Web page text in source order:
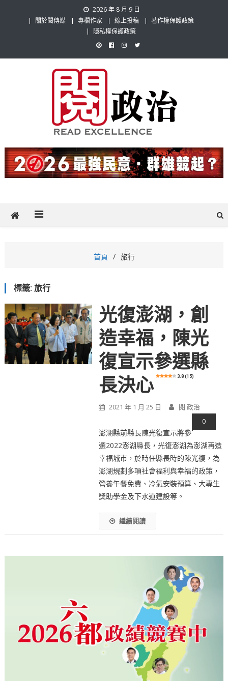
2026 年 8 月 9 日
關於閱傳媒
專欄作家 線上投稿
著作權保護政策
隱私權保護政策
閱政治 Read Gov News
題，也要專業評論，閱政治與多元的政治評論家與專欄作家邀稿合作，
讓讀者有最多元和專業的選擇。
首頁 旅行
標籤: 旅行
光復澎湖，創
造幸福，陳光
復宣示參選縣
長決心
3.8 (15)
2021 年 1 月 25 日 閱 政治
0
澎湖縣前縣長陳光復宣示將參
選2022澎湖縣長，光復澎湖為澎湖再造
幸福城市，於時任縣長時的陳光復，為
澎湖規劃多項社會福利與幸福的政策，
營養午餐免費、冷氣安裝預算、大專生
獎助學金及下水道建設等。
繼續閱讀